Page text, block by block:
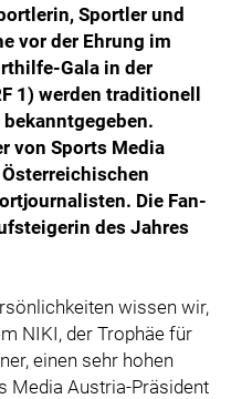
Sportler und
vor der Ehrung im
Gala in der
1) werden traditionell
von Sports Media
Die Fan-
des Jahres
wissen wir,
NIKI, der Trophäe für
einen sehr hohen
Media Austria-Präsident